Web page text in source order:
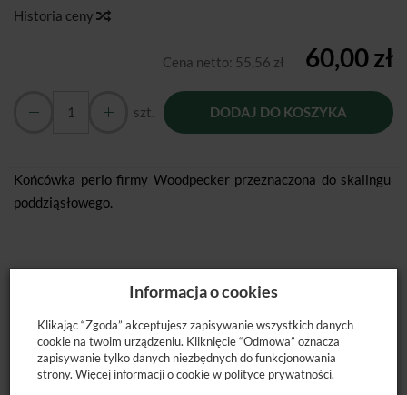
Historia ceny
Cena netto: 55,56 zł 60,00 zł
szt. DODAJ DO KOSZYKA
Końcówka perio firmy Woodpecker przeznaczona do skalingu
poddziąsłowego.
POLECANE PRODUKTY
Informacja o cookies
Klikając “Zgoda” akceptujesz zapisywanie wszystkich danych
cookie na twoim urządzeniu. Kliknięcie “Odmowa” oznacza
zapisywanie tylko danych niezbędnych do funkcjonowania
strony. Więcej informacji o cookie w polityce prywatności.